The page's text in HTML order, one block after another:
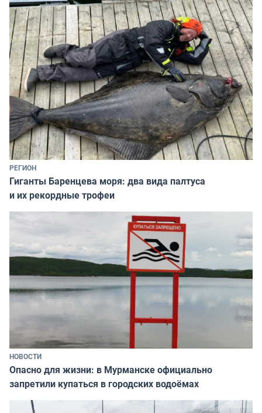
РЕГИОН
Гиганты Баренцева моря: два вида палтуса
и их рекордные трофеи
НОВОСТИ
Опасно для жизни: в Мурманске официально
запретили купаться в городских водоёмах